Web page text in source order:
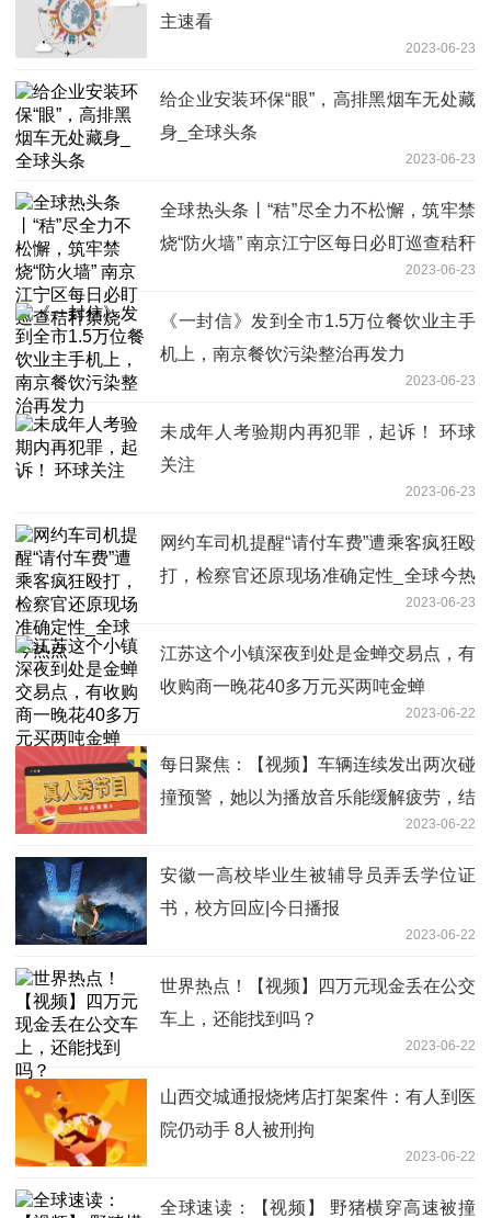
主速看
2023-06-23
给企业安装环保“眼”，高排黑烟车无处藏
身_全球头条
2023-06-23
全球热头条丨“秸”尽全力不松懈，筑牢禁
烧“防火墙” 南京江宁区每日必盯巡查秸秆
2023-06-23
《一封信》发到全市1.5万位餐饮业主手
机上，南京餐饮污染整治再发力
2023-06-23
未成年人考验期内再犯罪，起诉！ 环球
关注
2023-06-23
网约车司机提醒“请付车费”遭乘客疯狂殴
打，检察官还原现场准确定性_全球今热
2023-06-23
江苏这个小镇深夜到处是金蝉交易点，有
收购商一晚花40多万元买两吨金蝉
2023-06-22
每日聚焦：【视频】车辆连续发出两次碰
撞预警，她以为播放音乐能缓解疲劳，结
2023-06-22
安徽一高校毕业生被辅导员弄丢学位证
书，校方回应|今日播报
2023-06-22
世界热点！【视频】四万元现金丢在公交
车上，还能找到吗？
2023-06-22
山西交城通报烧烤店打架案件：有人到医
院仍动手 8人被刑拘
2023-06-22
全球速读：【视频】 野猪横穿高速被撞